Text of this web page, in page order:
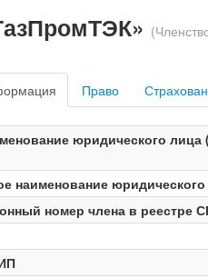
Право
юридического
наименование
номер члена в реестре